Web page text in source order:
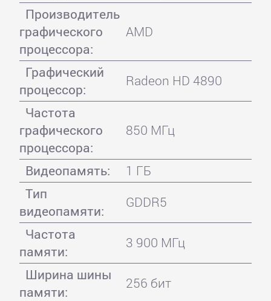
Производитель
графического
процессора:
AMD
Графический
процессор:
Radeon HD 4890
Частота
графического
процессора:
850 МГц
Видеопамять:
1 ГБ
Тип
видеопамяти:
GDDR5
Частота
памяти:
3 900 МГц
Ширина шины
памяти:
256 бит